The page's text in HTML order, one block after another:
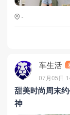
-
车生活
07月05日
甜美时尚周末
神